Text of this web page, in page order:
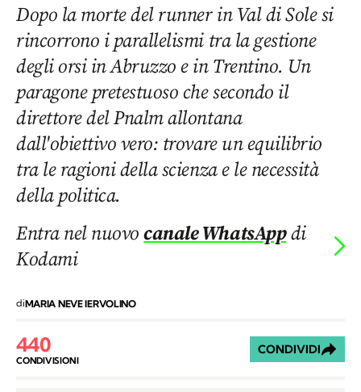
Dopo la morte del runner in Val di Sole si
rincorrono i parallelismi tra la gestione
degli orsi in Abruzzo e in Trentino. Un
paragone pretestuoso che secondo il
direttore del Pnalm allontana
dall'obiettivo vero: trovare un equilibrio
tra le ragioni della scienza e le necessità
della politica.
Entra nel nuovocanale WhatsAppdi
Kodami
diMARIA NEVE IERVOLINO
440
CONDIVISIONI
CONDIVIDI